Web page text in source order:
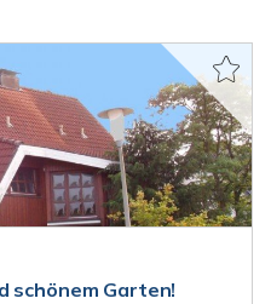
schönem Garten!